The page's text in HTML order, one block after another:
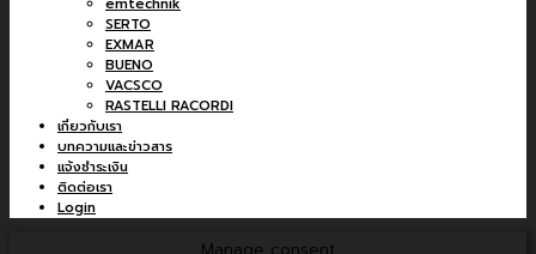
SERTO
EXMAR
BUENO
VACSCO
RASTELLI RACORDI
เกี่ยวกับเรา
บทความและข่าวสาร
แจ้งชำระเงิน
ติดต่อเรา
Login